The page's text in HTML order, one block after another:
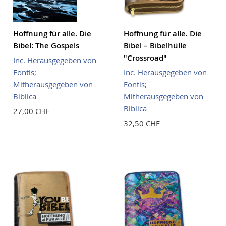
Hoffnung für alle. Die
Bibel: The Gospels
Inc. Herausgegeben von
Fontis;
Mitherausgegeben von
Biblica
27,00 CHF
Hoffnung für alle. Die
Bibel – Bibelhülle
"Crossroad"
Inc. Herausgegeben von
Fontis;
Mitherausgegeben von
Biblica
32,50 CHF